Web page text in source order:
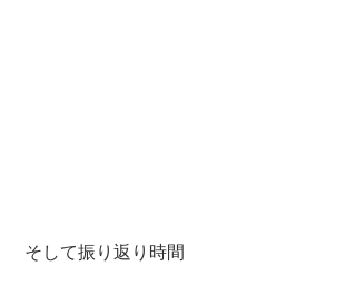
そして振り返り時間